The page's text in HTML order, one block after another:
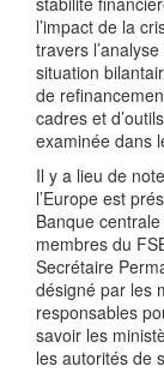
l’impact de la
travers
situation
de
cadres et
examinée dans
Il y a lieu de
l’Europe est
Banque
membres du
Secrétaire
désigné par les
responsables
savoir les
les autorités de